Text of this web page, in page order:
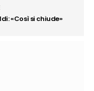
«Così si chiude»